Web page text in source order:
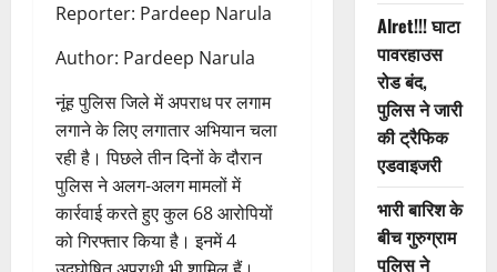
Reporter: Pardeep Narula
Author: Pardeep Narula
नूंह पुलिस जिले में अपराध पर लगाम
लगाने के लिए लगातार अभियान चला
रही है। पिछले तीन दिनों के दौरान
पुलिस ने अलग-अलग मामलों में
कार्रवाई करते हुए कुल 68 आरोपियों
को गिरफ्तार किया है। इनमें 4
Alret!!! घाटा
पावरहाउस
रोड बंद,
पुलिस ने जारी
की ट्रैफिक
एडवाइजरी
भारी बारिश के
बीच गुरुग्राम
पुलिस ने